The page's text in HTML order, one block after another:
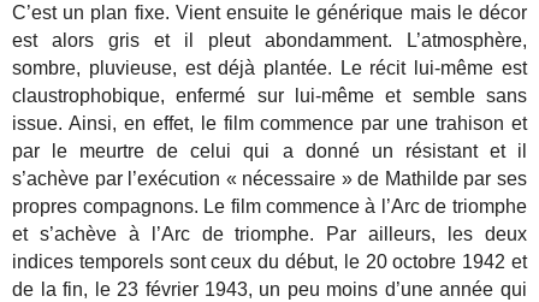
C’est un plan fixe. Vient ensuite le générique mais le décor
est alors gris et il pleut abondamment. L’atmosphère,
sombre, pluvieuse, est déjà plantée. Le récit lui-même est
claustrophobique, enfermé sur lui-même et semble sans
issue. Ainsi, en effet, le film commence par une trahison et
par le meurtre de celui qui a donné un résistant et il
s’achève par l’exécution « nécessaire » de Mathilde par ses
propres compagnons. Le film commence à l’Arc de triomphe
et s’achève à l’Arc de triomphe. Par ailleurs, les deux
indices temporels sont ceux du début, le 20 octobre 1942 et
de la fin, le 23 février 1943, un peu moins d’une année qui